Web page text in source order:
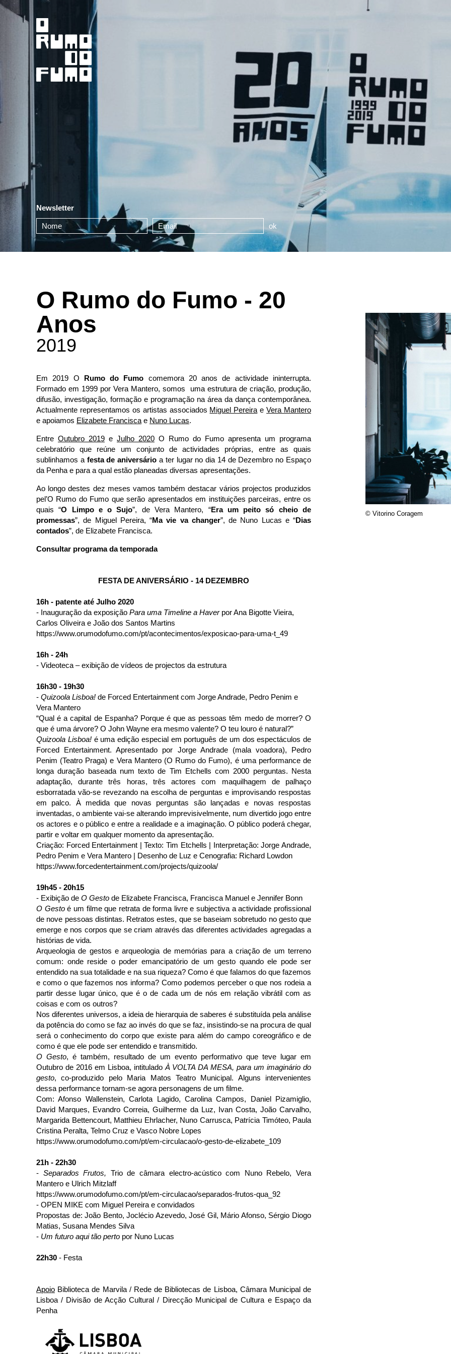
Newsletter
ok
O Rumo do Fumo - 20
Anos
2019
Em 2019 O Rumo do Fumo comemora 20 anos de actividade ininterrupta.
Formado em 1999 por Vera Mantero, somos uma estrutura de criação, produção,
difusão, investigação, formação e programação na área da dança contemporânea.
Actualmente representamos os artistas associados Miguel Pereira eVera Mantero
e apoiamos Elizabete Francisca e Nuno Lucas.
Entre Outubro 2019 e Julho 2020 O Rumo do Fumo apresenta um programa
celebratório que reúne um conjunto de actividades próprias, entre as quais
sublinhamos a festa de aniversário a ter lugar no dia 14 de Dezembro no Espaço
da Penha e para a qual estão planeadas diversas apresentações.
Ao longo destes dez meses vamos também destacar vários projectos produzidos
pel’O Rumo do Fumo que serão apresentados em instituições parceiras, entre os
quais “O Limpo e o Sujo”, de Vera Mantero, “Era um peito só cheio de
promessas”, de Miguel Pereira, “Ma vie va changer”, de Nuno Lucas e “Dias
contados”, de Elizabete Francisca.
Consultar programa da temporada
FESTA DE ANIVERSÁRIO - 14 DEZEMBRO
16h - patente até Julho 2020
- Inauguração da exposição Para uma Timeline a Haverpor Ana Bigotte Vieira,
Carlos Oliveira e João dos Santos Martins
https://www.orumodofumo.com/pt/acontecimentos/exposicao-para-uma-t_49
16h - 24h
- Videoteca – exibição de vídeos de projectos da estrutura
16h30 - 19h30
- Quizoola Lisboa! de Forced Entertainment com Jorge Andrade, Pedro Penim e
Vera Mantero
“Qual é a capital de Espanha? Porque é que as pessoas têm medo de morrer? O
que é uma árvore? O John Wayne era mesmo valente? O teu louro é natural?”
Quizoola Lisboa!é uma edição especial em português de um dos espectáculos de
Forced Entertainment. Apresentado por Jorge Andrade (mala voadora), Pedro
Penim (Teatro Praga) e Vera Mantero (O Rumo do Fumo), é uma performance de
longa duração baseada num texto de Tim Etchells com 2000 perguntas. Nesta
adaptação, durante três horas, três actores com maquilhagem de palhaço
esborratada vão-se revezando na escolha de perguntas e improvisando respostas
em palco. À medida que novas perguntas são lançadas e novas respostas
inventadas, o ambiente vai-se alterando imprevisivelmente, num divertido jogo entre
os actores e o público e entre a realidade e a imaginação. O público poderá chegar,
partir e voltar em qualquer momento da apresentação.
Criação: Forced Entertainment | Texto: Tim Etchells | Interpretação: Jorge Andrade,
Pedro Penim e Vera Mantero | Desenho de Luz e Cenografia: Richard Lowdon
https://www.forcedentertainment.com/projects/quizoola/
19h45 - 20h15
- Exibição de O Gesto de Elizabete Francisca, Francisca Manuel e Jennifer Bonn
O Gestoé um filme que retrata de forma livre e subjectiva a actividade profissional
de nove pessoas distintas. Retratos estes, que se baseiam sobretudo no gesto que
emerge e nos corpos que se criam através das diferentes actividades agregadas a
histórias de vida.
Arqueologia de gestos e arqueologia de memórias para a criação de um terreno
comum: onde reside o poder emancipatório de um gesto quando ele pode ser
entendido na sua totalidade e na sua riqueza? Como é que falamos do que fazemos
e como o que fazemos nos informa? Como podemos perceber o que nos rodeia a
partir desse lugar único, que é o de cada um de nós em relação vibrátil com as
coisas e com os outros?
Nos diferentes universos, a ideia de hierarquia de saberes é substituída pela análise
da potência do como se faz ao invés do que se faz, insistindo-se na procura de qual
será o conhecimento do corpo que existe para além do campo coreográfico e de
como é que ele pode ser entendido e transmitido.
O Gesto, é também, resultado de um evento performativo que teve lugar em
Outubro de 2016 em Lisboa, intitulado À VOLTA DA MESA, para um imaginário do
gesto, co-produzido pelo Maria Matos Teatro Municipal. Alguns intervenientes
dessa performance tornam-se agora personagens de um filme.
Com: Afonso Wallenstein, Carlota Lagido, Carolina Campos, Daniel Pizamiglio,
David Marques, Evandro Correia, Guilherme da Luz, Ivan Costa, João Carvalho,
Margarida Bettencourt, Matthieu Ehrlacher, Nuno Carrusca, Patrícia Timóteo, Paula
Cristina Peralta, Telmo Cruz e Vasco Nobre Lopes
https://www.orumodofumo.com/pt/em-circulacao/o-gesto-de-elizabete_109
21h - 22h30
- Separados Frutos, Trio de câmara electro-acústico com Nuno Rebelo, Vera
Mantero e Ulrich Mitzlaff
https://www.orumodofumo.com/pt/em-circulacao/separados-frutos-qua_92
- OPEN MIKE com Miguel Pereira e convidados
Propostas de: João Bento, Joclécio Azevedo, José Gil, Mário Afonso, Sérgio Diogo
Matias, Susana Mendes Silva
- Um futuro aqui tão perto por Nuno Lucas
22h30 - Festa
Apoio Biblioteca de Marvila / Rede de Bibliotecas de Lisboa, Câmara Municipal de
Lisboa / Divisão de Acção Cultural / Direcção Municipal de Cultura e Espaço da
Penha
© Vitorino Coragem